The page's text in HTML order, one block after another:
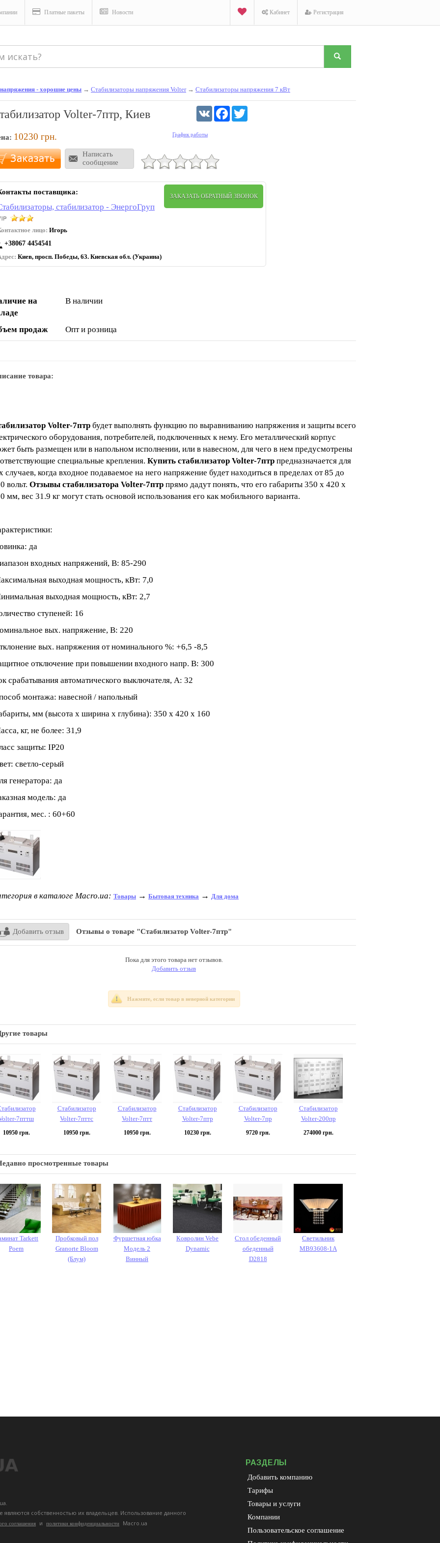
Платные пакеты Новости Кабинет Регистрация
- хорошие цены → Стабилизаторы напряжения Volter→ Стабилизаторы напряжения 7 кВт
Volter-7птр, Киев
10230 грн.
Написать
сообщение
График работы
VK Facebook
поставщика:
стабилизатор - ЭнергоГруп
лицо: Игорь
+38067 4454541
Киев, просп. Победы, 63. Киевская обл. (Украина)
ЗАКАЗАТЬ ОБРАТНЫЙ ЗВОНОК
на
В наличии
продаж Опт и розница
товара:
Volter-7птр будет выполнять функцию по выравниванию напряжения и защиты всего
оборудования, потребителей, подключенных к нему. Его металлический корпус
быть размещен или в напольном исполнении, или в навесном, для чего в нем предусмотрены
специальные крепления. Купить стабилизатор Volter-7птр предназначается для
случаев, когда входное подаваемое на него напряжение будет находиться в пределах от 85 до
вольт. Отзывы стабилизатора Volter-7птр прямо дадут понять, что его габариты 350 х 420 х
мм, вес 31.9 кг могут стать основой использования его как мобильного варианта.
да
входных напряжений, В: 85-290
выходная мощность, кВт: 7,0
выходная мощность, кВт: 2,7
ступеней: 16
вых. напряжение, В: 220
вых. напряжения от номинального %: +6,5 -8,5
отключение при повышении входного напр. В: 300
срабатывания автоматического выключателя, А: 32
монтажа: навесной / напольный
мм (высота x ширина x глубина): 350 х 420 х 160
кг, не более: 31,9
защиты: IP20
светло-серый
генератора: да
модель: да
мес. : 60+60
в каталоге Macro.ua: Товары → Бытовая техника → Для дома
Добавить отзыв Отзывы о товаре "Стабилизатор Volter-7птр"
Пока для этого товара нет отзывов.
Добавить отзыв
Нажмите, если товар в неверной категории
товары
7пттш
10950грн.
Стабилизатор
Volter-7пттc
10950грн.
Стабилизатор
Volter-7птт
10950грн.
Стабилизатор
Volter-7птр
10230грн.
Стабилизатор
Volter-7пр
9720грн.
Стабилизатор
Volter-200пр
274000грн.
просмотренные товары
Tarkett
Poem
Пробковый пол
Granorte Bloom
(Блум)
Фуршетная юбка
Модель 2
Винный
Кoврoлин Vebe
Dynamic
Стол обеденный
обеденный
D2818
Светильник
MB93608-1A
собственностью их владельцев. Использование данного
соглашения и политики конфиденциальности Macro.ua
РАЗДЕЛЫ
Добавить компанию
Тарифы
Товары и услуги
Компании
Пользовательское соглашение